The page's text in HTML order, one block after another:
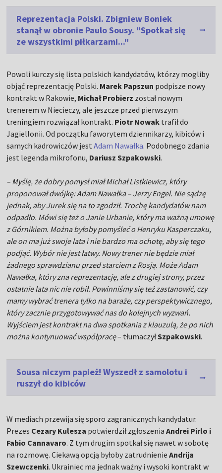
Reprezentacja Polski. Zbigniew Boniek
stanął w obronie Paulo Sousy. "Spotkał się
ze wszystkimi piłkarzami..."
Powoli kurczy się lista polskich kandydatów, którzy mogliby
objąć reprezentację Polski. Marek Papszun podpisze nowy
kontrakt w Rakowie, Michał Probierz został nowym
trenerem w Niecieczy, ale jeszcze przed pierwszym
treningiem rozwiązał kontrakt. Piotr Nowak trafił do
Jagiellonii. Od początku faworytem dziennikarzy, kibiców i
samych kadrowiczów jestAdam Nawałka. Podobnego zdania
jest legenda mikrofonu, Dariusz Szpakowski.
– Myślę, że dobry pomysł miał Michał Listkiewicz, który
proponował dwójkę: Adam Nawałka – Jerzy Engel. Nie sądzę
jednak, aby Jurek się na to zgodził. Trochę kandydatów nam
odpadło. Mówi się też o Janie Urbanie, który ma ważną umowę
z Górnikiem. Można byłoby pomyśleć o Henryku Kasperczaku,
ale on ma już swoje lata i nie bardzo ma ochotę, aby się tego
podjąć. Wybór nie jest łatwy. Nowy trener nie będzie miał
żadnego sprawdzianu przed starciem z Rosją. Może Adam
Nawałka, który zna reprezentację, ale z drugiej strony, przez
ostatnie lata nic nie robił. Powinniśmy się też zastanowić, czy
mamy wybrać trenera tylko na baraże, czy perspektywicznego,
który zacznie przygotowywać nas do kolejnych wyzwań.
Wyjściem jest kontrakt na dwa spotkania z klauzulą, że po nich
można kontynuować współpracę– tłumaczyłSzpakowski.
Sousa niczym papież! Wyszedł z samolotu i
ruszył do kibiców
W mediach przewija się sporo zagranicznych kandydatur.
Prezes Cezary Kulesza potwierdził zgłoszeniaAndrei Pirlo i
Fabio Cannavaro. Z tym drugim spotkał się nawet w sobotę
na rozmowę. Ciekawą opcją byłoby zatrudnienieAndrija
Szewczenki. Ukrainiec ma jednak ważny i wysoki kontrakt w